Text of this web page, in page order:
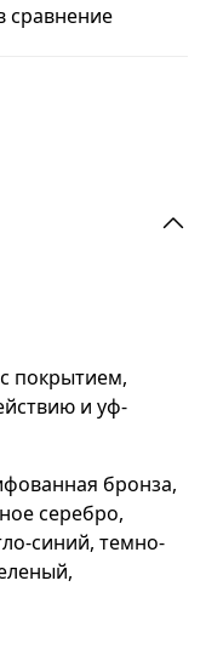
сравнение
покрытием,
и уф-
бронза,
серебро,
синий, темно-